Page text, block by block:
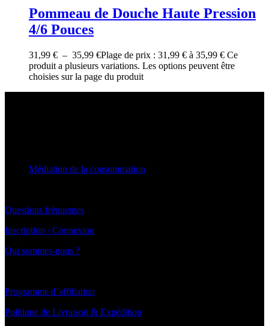
Pommeau de Douche Haute Pression
4/6 Pouces
31,99 € – 35,99 €Plage de prix : 31,99 € à 35,99 € Ce
produit a plusieurs variations. Les options peuvent être
choisies sur la page du produit
Médiation de la consommation
Questions fréquentes
Inscription / Connexion
Qui sommes-nous ?
Programme d’affiliation
Politique de Livraison & Expédition